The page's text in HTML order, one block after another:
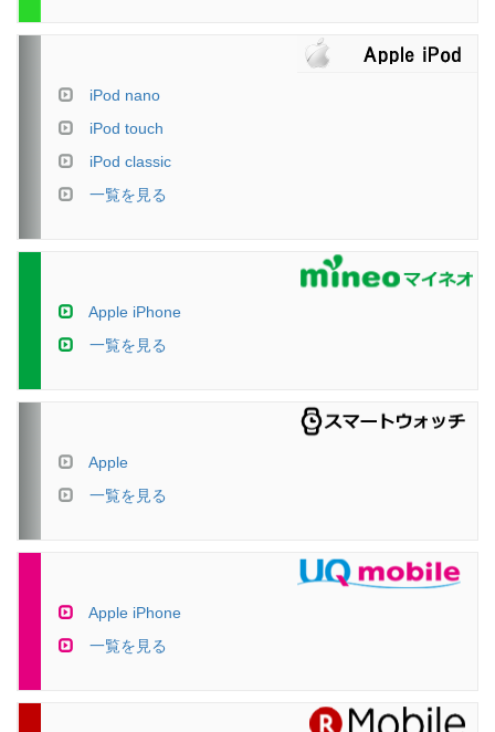
iPod nano
iPod touch
iPod classic
一覧を見る
Apple iPhone
一覧を見る
Apple
一覧を見る
Apple iPhone
一覧を見る